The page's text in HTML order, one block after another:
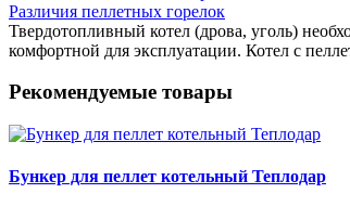
Различия пеллетных горелок
Твердотопливный котел (дрова, уголь)
комфортной для эксплуатации. Котел с
Рекомендуемые товары
Бункер для пеллет котельный Теплодар